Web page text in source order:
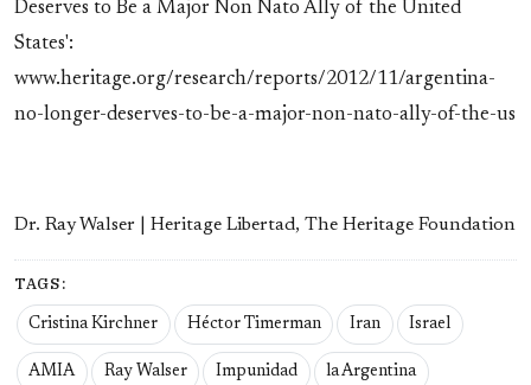
Deserves to Be a Major Non Nato Ally of the United
States':
www.heritage.org/research/reports/2012/11/argentina-
no-longer-deserves-to-be-a-major-non-nato-ally-of-the-us
Dr. Ray Walser | Heritage Libertad, The Heritage Foundation
TAGS:
Cristina Kirchner Héctor Timerman Iran Israel
AMIA Ray Walser Impunidad la Argentina